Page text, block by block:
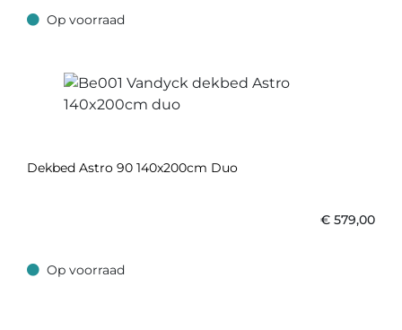
Op voorraad
Op voorraad
Dekbed Astro 90 140x200cm Duo
€ 579,00
Op voorraad
Op voorraad